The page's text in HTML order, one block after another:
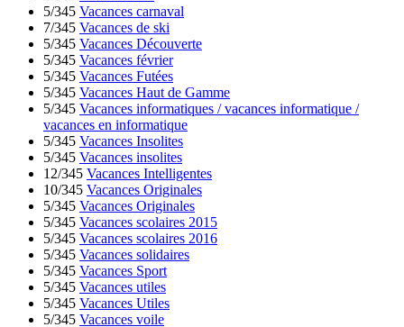
5/345 Vacances carnaval
7/345 Vacances de ski
5/345 Vacances Découverte
5/345 Vacances février
5/345 Vacances Futées
5/345 Vacances Haut de Gamme
5/345 Vacances informatiques / vacances informatique /
vacances en informatique
5/345 Vacances Insolites
5/345 Vacances insolites
12/345 Vacances Intelligentes
10/345 Vacances Originales
5/345 Vacances Originales
5/345 Vacances scolaires 2015
5/345 Vacances scolaires 2016
5/345 Vacances solidaires
5/345 Vacances Sport
5/345 Vacances utiles
5/345 Vacances Utiles
5/345 Vacances voile